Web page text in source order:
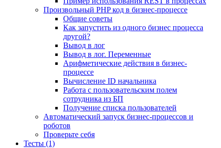
Произвольный PHP код в бизнес-процессе
Общие советы
Как запустить из одного бизнес процесса
другой?
Вывод в лог
Вывод в лог. Переменные
Арифметические действия в бизнес-
процессе
Вычисление ID начальника
Работа с пользовательским полем
сотрудника из БП
Получение списка пользователей
Автоматический запуск бизнес-процессов и
роботов
Проверьте себя
Тесты (1)